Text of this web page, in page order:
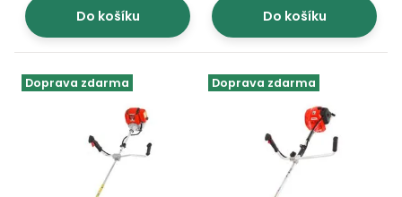
Do košíku Do košíku
Doprava zdarma Doprava zdarma